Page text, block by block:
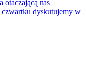
otaczającą nas
czwartku dyskutujemy w